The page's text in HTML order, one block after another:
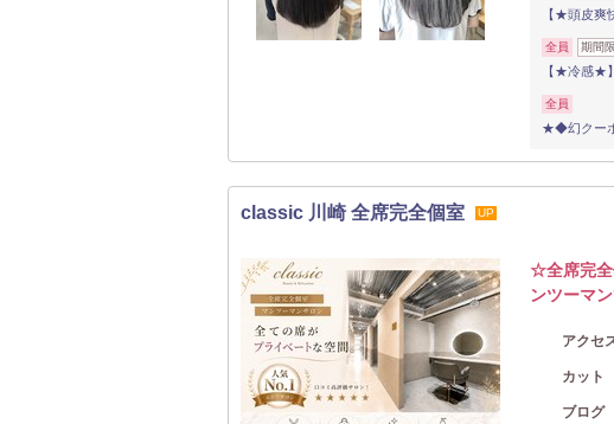
【★頭皮爽
全員 期間
【★冷感★
全員
★◆幻クー
classic 川崎 全席完全個室 UP
☆全席完全
ンツーマ
アクセ
カット
ブログ